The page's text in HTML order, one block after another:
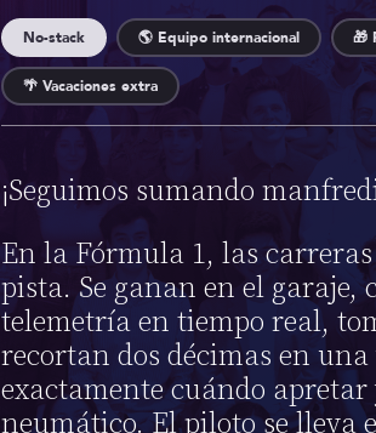
No-stack 🌎 Equipo internacional 🎁
🌴 Vacaciones extra
¡Seguimos sumando
En la Fórmula 1, las
pista. Se ganan en el garaje,
telemetría en tiempo real,
recortan dos décimas en
exactamente cuándo
neumático. El piloto se lleva